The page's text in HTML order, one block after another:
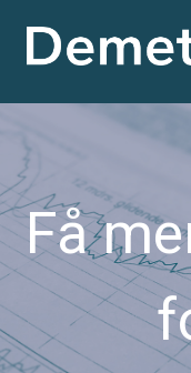
Få